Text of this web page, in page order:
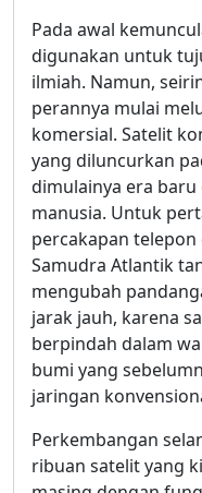
Pada awal
digunakan untuk
ilmiah. Namun,
perannya mulai
komersial. Satelit
yang diluncurkan
dimulainya era
manusia. Untuk
percakapan
Samudra Atlantik
mengubah
jarak jauh, karena
berpindah dalam
bumi yang
jaringan
Perkembangan
ribuan satelit yang